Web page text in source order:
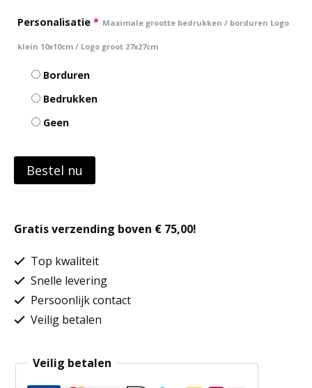
Personalisatie * Maximale grootte bedrukken / borduren Logo
klein 10x10cm / Logo groot 27x27cm
Borduren
Bedrukken
Geen
Bestel nu
Gratis verzending boven € 75,00!
Top kwaliteit
Snelle levering
Persoonlijk contact
Veilig betalen
Veilig betalen